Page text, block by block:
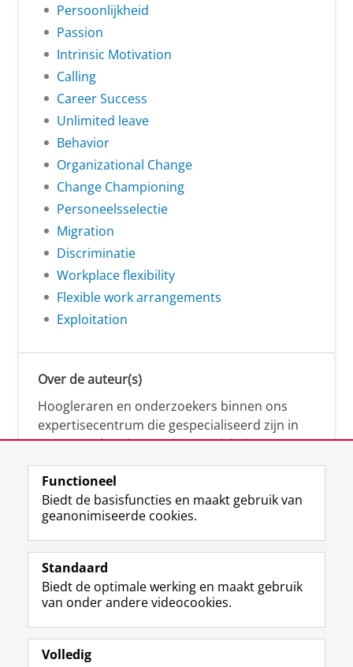
Persoonlijkheid
Passion
Intrinsic Motivation
Calling
Career Success
Unlimited leave
Behavior
Organizational Change
Change Championing
Personeelsselectie
Migration
Discriminatie
Workplace flexibility
Flexible work arrangements
Exploitation
Over de auteur(s)
Hoogleraren en onderzoekers binnen ons
expertisecentrum die gespecialiseerd zijn in
samenwerken, innovatie, creativiteit,
diversiteit, leiderschap en ethisch gedrag.
Over deze blog
Via deze blog vertalen onze experts hun
(actuele) wetenschappelijke kennis naar
praktische, heldere en toegankelijke inzichten.
Functioneel
Biedt de basisfuncties en maakt gebruik van
geanonimiseerde cookies.
Standaard
Biedt de optimale werking en maakt gebruik
van onder andere videocookies.
Volledig